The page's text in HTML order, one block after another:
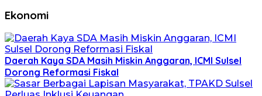
Ekonomi
Daerah Kaya SDA Masih Miskin Anggaran, ICMI Sulsel
Dorong Reformasi Fiskal